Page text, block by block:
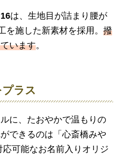
は、生地目が詰まり腰が
を施した新素材を採用。 撥
います。
ラス
に、たおやかで温もりの
できるのは「心斎橋みや
可能なお名前入りオリジ